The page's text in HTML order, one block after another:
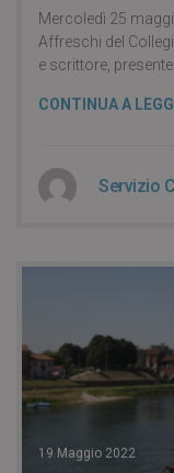
Mercoledì 25
Affreschi del
e scrittore,
CONTINUA A
Servizio
19 Maggio 2022